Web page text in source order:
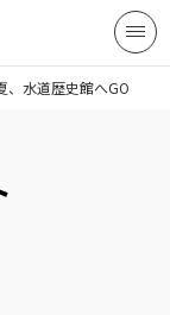
、水道歴史館へGO